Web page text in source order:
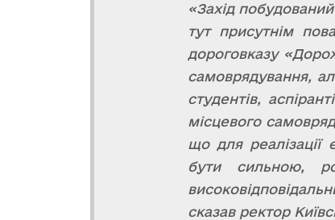
«Захід
тут присутнім
дороговказу
самоврядування,
студентів,
місцевого
що для реалізації
бути сильною,
сказав ректор